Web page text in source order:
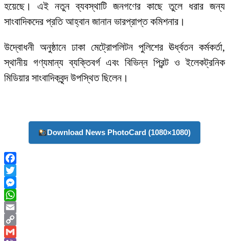
হয়েছে। এই নতুন ব্যবস্থাটি জনগণের কাছে তুলে ধরার জন্য
সাংবাদিকদের প্রতি আহ্বান জানান ভারপ্রাপ্ত কমিশনার।
উদ্বোধনী অনুষ্ঠানে ঢাকা মেট্রোপলিটন পুলিশের ঊর্ধ্বতন কর্মকর্তা,
স্থানীয় গণ্যমান্য ব্যক্তিবর্গ এবং বিভিন্ন প্রিন্ট ও ইলেকট্রনিক
মিডিয়ার সাংবাদিকবৃন্দ উপস্থিত ছিলেন।
Download News PhotoCard (1080×1080)
Facebook
Twitter
Messenger
WhatsApp
Email
Copy